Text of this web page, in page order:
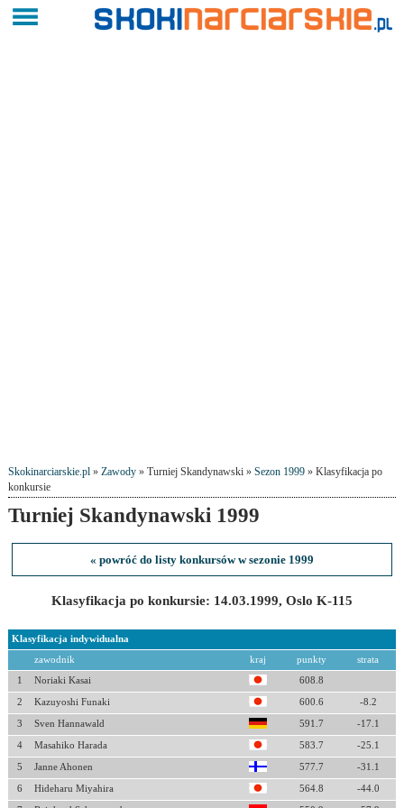
Skokinarciarskie.pl» Zawody» Turniej Skandynawski » Sezon 1999» Klasyfikacja po
konkursie
Turniej Skandynawski 1999
« powróć do listy konkursów w sezonie 1999
Klasyfikacja po konkursie: 14.03.1999, Oslo K-115
Klasyfikacja indywidualna
zawodnik kraj punkty strata
1 Noriaki Kasai 608.8
2 Kazuyoshi Funaki 600.6 -8.2
3 Sven Hannawald 591.7 -17.1
4 Masahiko Harada 583.7 -25.1
5 Janne Ahonen 577.7 -31.1
6 Hideharu Miyahira 564.8 -44.0